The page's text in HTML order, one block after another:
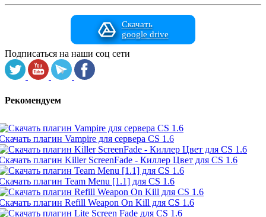
Скачать
google drive
Подписаться на наши соц сети
Рекомендуем
плагин Vampire для сервера CS 1.6
плагин Killer ScreenFade - Киллер Цвет для CS 1.6
плагин Team Menu [1.1] для CS 1.6
плагин Refill Weapon On Kill для CS 1.6